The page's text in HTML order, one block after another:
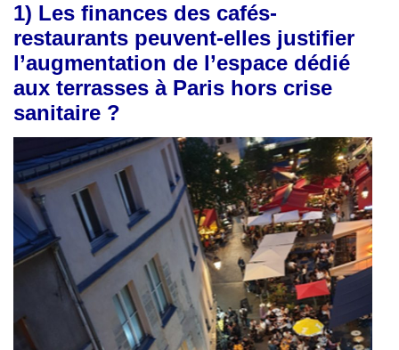
1) Les finances des cafés-
restaurants peuvent-elles justifier
l’augmentation de l’espace dédié
aux terrasses à Paris hors crise
sanitaire ?